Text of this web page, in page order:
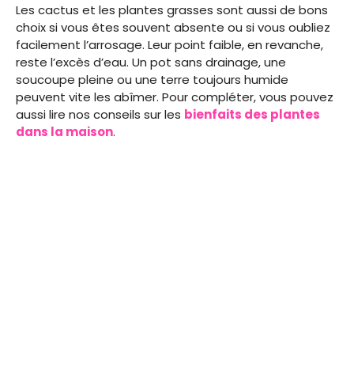
Les cactus et les plantes grasses sont aussi de bons
choix si vous êtes souvent absente ou si vous oubliez
facilement l’arrosage. Leur point faible, en revanche,
reste l’excès d’eau. Un pot sans drainage, une
soucoupe pleine ou une terre toujours humide
peuvent vite les abîmer. Pour compléter, vous pouvez
aussi lire nos conseils sur les bienfaits des plantes
dans la maison.